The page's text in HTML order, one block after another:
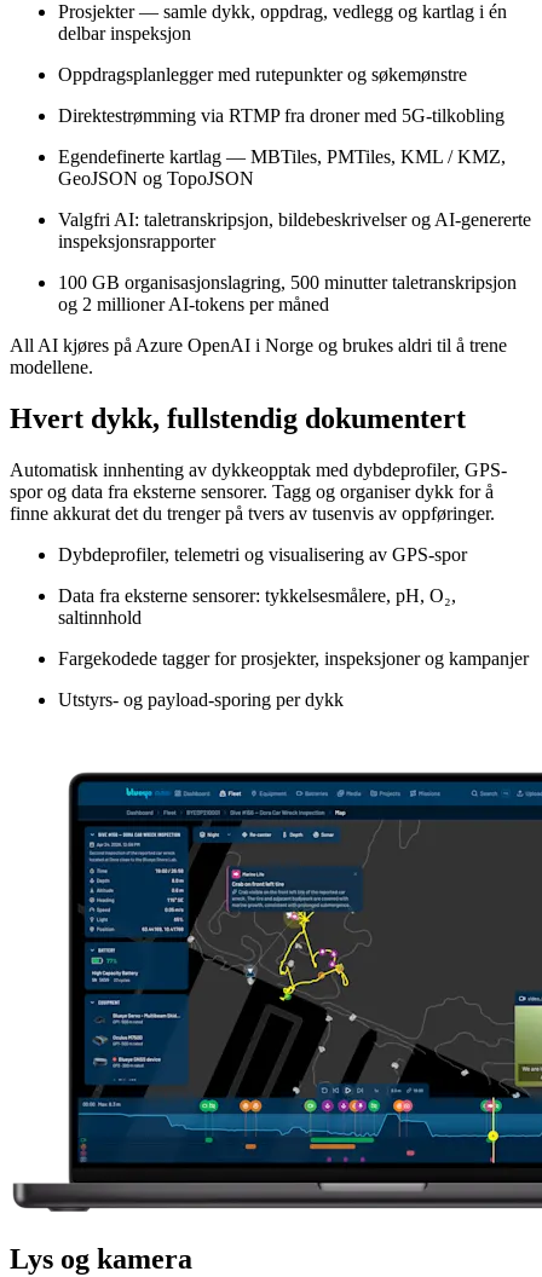
Prosjekter — samle dykk, oppdrag, vedlegg og kartlag i én
delbar inspeksjon
Oppdragsplanlegger med rutepunkter og søkemønstre
Direktestrømming via RTMP fra droner med 5G-tilkobling
Egendefinerte kartlag — MBTiles, PMTiles, KML / KMZ,
GeoJSON og TopoJSON
Valgfri AI: taletranskripsjon, bildebeskrivelser og AI-genererte
inspeksjonsrapporter
100 GB organisasjonslagring, 500 minutter taletranskripsjon
og 2 millioner AI-tokens per måned
All AI kjøres på Azure OpenAI i Norge og brukes aldri til å trene
modellene.
Hvert dykk, fullstendig dokumentert
Automatisk innhenting av dykkeopptak med dybdeprofiler, GPS-
spor og data fra eksterne sensorer. Tagg og organiser dykk for å
finne akkurat det du trenger på tvers av tusenvis av oppføringer.
Dybdeprofiler, telemetri og visualisering av GPS-spor
Data fra eksterne sensorer: tykkelsesmålere, pH, O₂,
saltinnhold
Fargekodede tagger for prosjekter, inspeksjoner og kampanjer
Utstyrs- og payload-sporing per dykk
Lys og kamera